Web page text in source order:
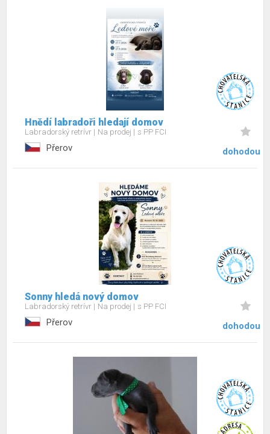
Hnědí labradoři hledají domov
Labradorský retrívr Na prodej s PP FCI
Přerov dohodou
Sonny hledá nový domov
Labradorský retrívr Na prodej s PP FCI
Přerov dohodou